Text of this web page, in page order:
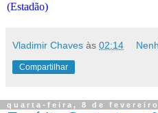
(Estadão)
Vladimir Chaves às 02:14
Compartilhar
quarta-feira, 8 de fevereiro